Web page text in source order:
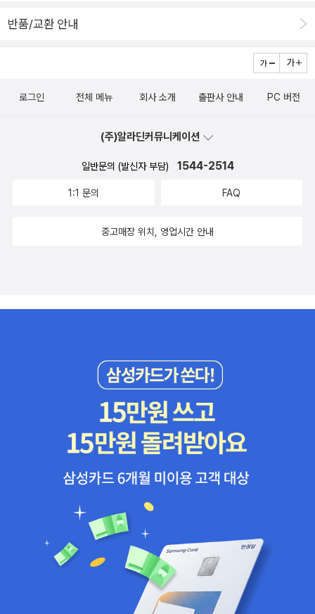
춘기가 되다go through puberty 사춘기를 겪다one's voice break
취직하다resign/quite a job 퇴사하다the light of one's life 인생의
빛같은 존재* 중•고급 어휘 묘사​고급 형용사로 세련되게 묘사하기, v
ery를 쓰지 않고 한 단어로 묘사하기, 두 단어•어구가 짝지어 쓰이는
민의 발음과 속도를 바로 들을 수 있고 반복해서 들을 수 있다는 점 또
한 큰 장점이다. 3> TIP 코너를 통해서 비슷한 단어들의 경우, 늬앙스
를 분명하게 설명해주어 다양한 쓰임새를 알려준다.4> 각 유닛의 마
회화와 설명문에서 다시 확인할 수 있어 알차게 학습할 수 있다.이해
처한 상황이나 설명해야 하는 것을 말할 수 있으면 그 실력은 자기 것
를 제공받아 작성한 주관적인 리뷰입니다.>​
상에 따라 흔히 접하는 쉬운 단어부터 고급 단어까지 모두 수록되어
사물, 성격, 음식, 감정, 몸 상태, 인간관계, 날씨, 사고 등 16개의 챕터
로 분류해서 일상에서 필요한 거의 모든 표현을 담았다.대표 어휘의
정확한 표현을 직관적으로 기억하게 한다.큐아르 코드(QR CODE)로
서 어휘를 이미지화했다.<tip>에서 부가적인 설명을 덧붙이거나 유
한 상황의 회화 문장에서 묘사 표현을 어떻게 사용했는지 확인하며
현의 폭넓은 어휘를 익히고자 하는 모든 이들에게 도움이 된다.개인
각화한 책을 선호하는 편이다. 한 달 전쯤 방학 시작하며 고학년이 된
이 잘 본다. 아직은 초등이라 어휘를 열심히 외우는 것보다는 가볍게
을 담고 있으므로 중등 교재를 공부하다가 궁금한 표현이 있을 때마
다 그림사전처럼 활용할 수도 있겠다.*출판사로부터 도서를 제공받
아 살펴보고 주관적으로 썼습니다.
반품/교환 안내
로그인 전체 메뉴 회사 소개 출판사 안내 PC 버전
(주)알라딘커뮤니케이션
일반문의 (발신자 부담) 1544-2514
1:1 문의 FAQ
중고매장 위치, 영업시간 안내